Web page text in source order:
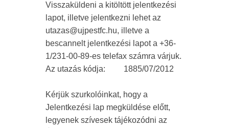
Visszaküldeni a kitöltött jelentkezési
lapot, illetve jelentkezni lehet az
utazas@ujpestfc.hu, illetve a
bescannelt jelentkezési lapot a +36-
1/231-00-89-es telefax számra várjuk.
Az utazás kódja: 1885/07/2012
Kérjük szurkolóinkat, hogy a
Jelentkezési lap megküldése előtt,
legyenek szívesek tájékozódni az